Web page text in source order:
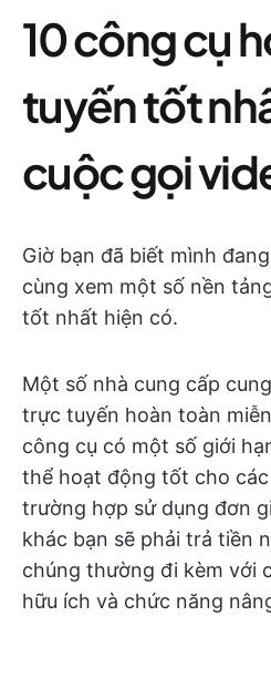
10 công cụ
tuyến tốt
cuộc gọi
Giờ bạn đã biết mình
cùng xem một số nền
tốt nhất hiện có.
Một số nhà cung cấp
trực tuyến hoàn toàn
công cụ có một số giới
thể hoạt động tốt cho
trường hợp sử dụng đơn
khác bạn sẽ phải trả tiền
chúng thường đi kèm với
hữu ích và chức năng